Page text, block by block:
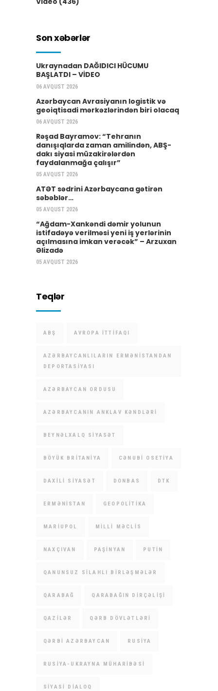
Son xəbərlər
Ukraynadan DAĞIDICI HÜCUMU
BAŞLATDI – VİDEO
06 AVQUST 2026
Azərbaycan Avrasiyanın logistik və
geoiqtisadi mərkəzlərindən biri olacaq
06 AVQUST 2026
Rəşad Bayramov: “Tehranın
danışıqlarda zaman amilindən, ABŞ-
dakı siyasi müzakirələrdən
faydalanmağa çalışır”
05 AVQUST 2026
ATƏT sədrini Azərbaycana gətirən
səbəblər…
05 AVQUST 2026
“Ağdam-Xankəndi dəmir yolunun
istifadəyə verilməsi yeni iş yerlərinin
açılmasına imkan verəcək” – Arzuxan
Əlizadə
05 AVQUST 2026
Teqlər
ABŞ AVROPA İTTIFAQI
AZƏRBAYCANLILARIN ERMƏNISTANDAN
DEPORTASIYASI
AZƏRBAYCAN ORDUSU
AZƏRBAYCANIN ANKLAV KƏNDLƏRI
BEYNƏLXALQ SIYASƏT
BÖYÜK BRITANIYA CƏNUBI OSETIYA
DAXILI SIYASƏT DONBAS DTK
ERMƏNISTAN GEOPOLITIKA
MARIUPOL MILLI MƏCLIS
NAXÇIVAN PAŞINYAN PUTIN
QANUNSUZ SILAHLI BIRLƏŞMƏLƏR
QARABAĞ QARABAĞIN DIRÇƏLIŞI
QAZILƏR QƏRB DÖVLƏTLƏRI
QƏRBI AZƏRBAYCAN RUSIYA
RUSIYA-UKRAYNA MÜHARIBƏSI
SIYASI DIALOQ